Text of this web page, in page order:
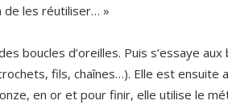
de les réutiliser… »
boucles d’oreilles. Puis s’essaye
fils, chaînes…). Elle est ensuite
en or et pour finir, elle utilise le